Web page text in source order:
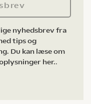
nyhedsbrev fra
tips og
Du kan læse om
her..